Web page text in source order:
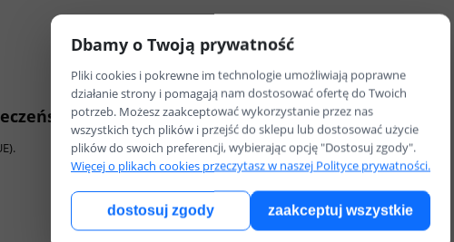
Dbamy o Twoją prywatność
Pliki cookies i pokrewne im technologie umożliwiają poprawne
działanie strony i pomagają nam dostosować ofertę do Twoich
potrzeb. Możesz zaakceptować wykorzystanie przez nas
wszystkich tych plików i przejść do sklepu lub dostosować użycie
plików do swoich preferencji, wybierając opcję "Dostosuj zgody".
Więcej o plikach cookies przeczytasz w naszej Polityce prywatności.
dostosuj zgody zaakceptuj wszystkie